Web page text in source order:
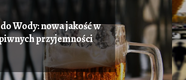
Wody: nowa jakość w
przyjemności